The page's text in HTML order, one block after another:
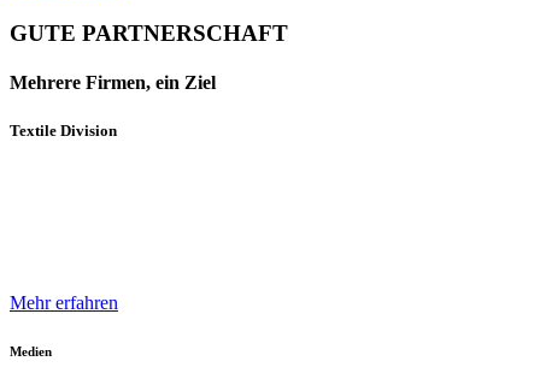
GUTE PARTNERSCHAFT
Mehrere Firmen, ein Ziel
Textile Division
Mehr erfahren
Medien